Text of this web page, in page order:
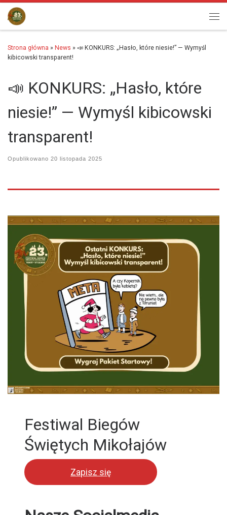
Przejdź do treści
Strona główna » News » 📣 KONKURS: „Hasło, które niesie!” — Wymyśl
kibicowski transparent!
📣 KONKURS: „Hasło, które
niesie!” — Wymyśl kibicowski
transparent!
Opublikowano 20 listopada 2025
Festiwal Biegów
Świętych Mikołajów
Zapisz się